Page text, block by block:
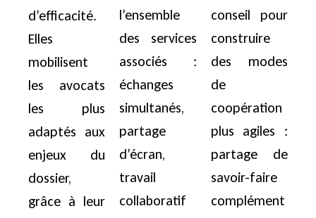
d’efficacité.
Elles
mobilisent
les avocats
les plus
adaptés aux
enjeux du
dossier,
grâce à leur
l’ensemble
des services
associés :
échanges
simultanés,
partage
d’écran,
travail
collaboratif
conseil pour
construire
des modes
de
coopération
plus agiles :
partage de
savoir-faire
complément